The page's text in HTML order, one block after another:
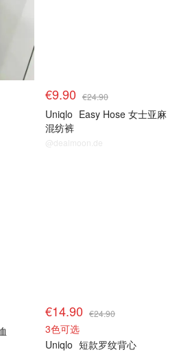
€9.90 €24.90
Uniqlo Easy Hose 女士亚麻
混纺裤
@dealmoon.de
€14.90 €24.90
3色可选
Uniqlo 短款罗纹背心